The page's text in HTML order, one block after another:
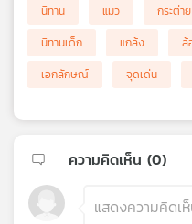
นิทาน แมว กระต่าย
นิทานเด็ก
แกล้ง ล้
เอกลักษณ์
จุดเด่น
ความคิดเห็น (0)